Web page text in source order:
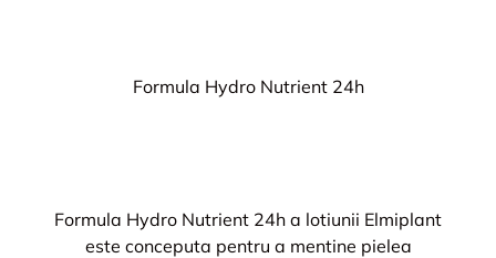
Formula Hydro Nutrient 24h
Formula Hydro Nutrient 24h a lotiunii Elmiplant
este conceputa pentru a mentine pielea